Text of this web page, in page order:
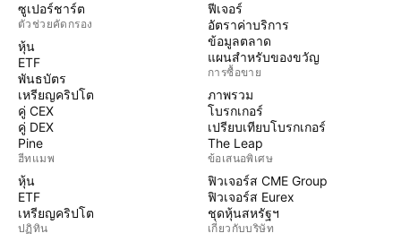
ซูเปอร์ชาร์ต
ตัวช่วยคัดกรอง
หุ้น
ETF
พันธบัตร
เหรียญคริปโต
คู่ CEX
คู่ DEX
Pine
ฮีทแมพ
หุ้น
ETF
เหรียญคริปโต
ปฏิทิน
ฟีเจอร์
อัตราค่าบริการ
ข้อมูลตลาด
แผนสำหรับของขวัญ
การซื้อขาย
ภาพรวม
โบรกเกอร์
เปรียบเทียบโบรกเกอร์
The Leap
ข้อเสนอพิเศษ
ฟิวเจอร์ส CME Group
ฟิวเจอร์ส Eurex
ชุดหุ้นสหรัฐฯ
เกี่ยวกับบริษัท